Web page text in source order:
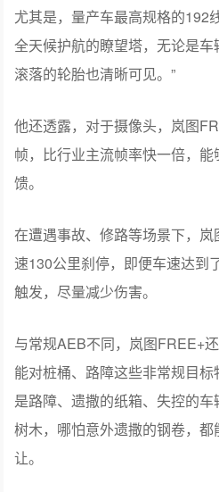
尤其是，量产车最高规格的192
全天候护航的瞭望塔，无论是
滚落的轮胎也清晰可见。”
他还透露，对于摄像头，岚图
帧，比行业主流帧率快一倍，
馈。
在遭遇事故、修路等场景下，
速130公里刹停，即便车速达到
触发，尽量减少伤害。
与常规AEB不同，岚图FREE+
能对桩桶、路障这些非常规目
是路障、遗撒的纸箱、失控的
树木，哪怕意外遗撒的钢卷，
让。